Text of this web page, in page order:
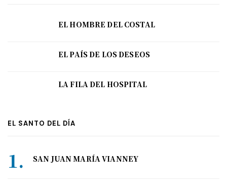
EL HOMBRE DEL COSTAL
EL PAÍS DE LOS DESEOS
LA FILA DEL HOSPITAL
EL SANTO DEL DÍA
SAN JUAN MARÍA VIANNEY